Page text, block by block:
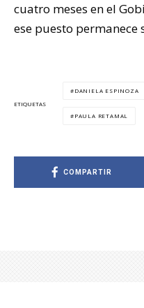
cuatro meses en el
ese puesto
ETIQUETAS
DANIELA ESPINOZA
PAULA RETAMAL
COMPARTIR